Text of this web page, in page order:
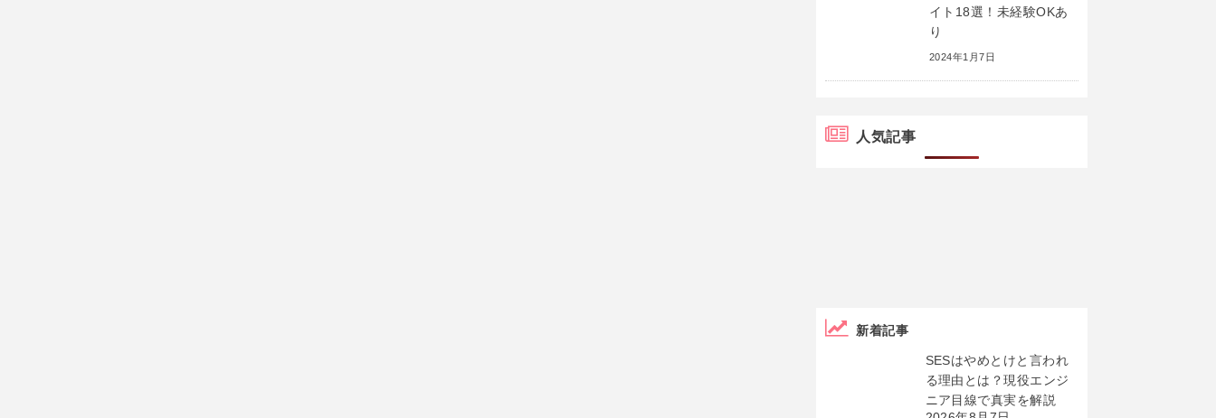
イト18選！未経験OKあ
り
2024年1月7日
人気記事
新着記事
SESはやめとけと言われ
る理由とは？現役エンジ
ニア目線で真実を解説